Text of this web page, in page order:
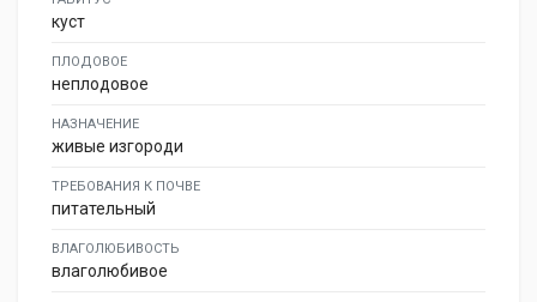
куст
ПЛОДОВОЕ
неплодовое
НАЗНАЧЕНИЕ
живые изгороди
ТРЕБОВАНИЯ К ПОЧВЕ
питательный
ВЛАГОЛЮБИВОСТЬ
влаголюбивое